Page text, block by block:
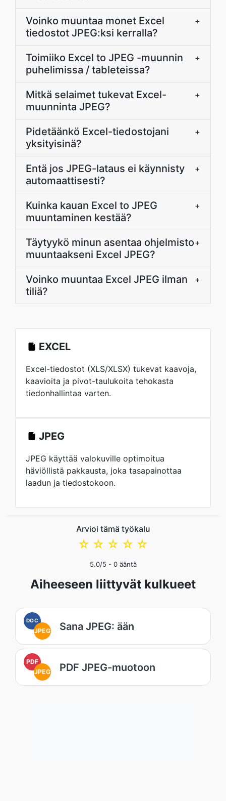
Voinko muuntaa monet Excel
tiedostot JPEG:ksi kerralla?
+
Toimiiko Excel to JPEG -muunnin
puhelimissa / tableteissa?
+
Mitkä selaimet tukevat Excel-
muunninta JPEG?
+
Pidetäänkö Excel-tiedostojani
yksityisinä?
+
Entä jos JPEG-lataus ei käynnisty
automaattisesti?
+
Kuinka kauan Excel to JPEG
muuntaminen kestää?
+
Täytyykö minun asentaa ohjelmisto
muuntaakseni Excel JPEG?
+
Voinko muuntaa Excel JPEG ilman
tiliä?
+
EXCEL
Excel-tiedostot (XLS/XLSX) tukevat kaavoja,
kaavioita ja pivot-taulukoita tehokasta
tiedonhallintaa varten.
JPEG
JPEG käyttää valokuville optimoitua
häviöllistä pakkausta, joka tasapainottaa
laadun ja tiedostokoon.
Arvioi tämä työkalu
☆
☆
☆
☆
☆
5.0/5 - 0ääntä
Aiheeseen liittyvät kulkueet
DOC
JPEG Sana JPEG: ään
PDF
JPEG
PDF JPEG-muotoon